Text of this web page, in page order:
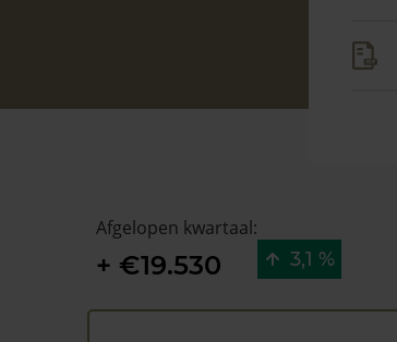
Afgelopen kwartaal:
+ €19.530 3,1 %